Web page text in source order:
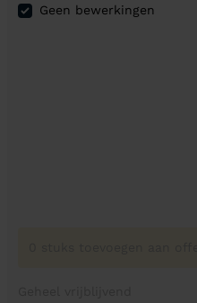
Geen bewerkingen